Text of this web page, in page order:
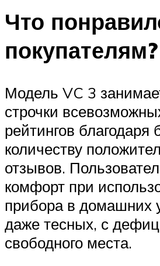
Что
покупателям?
Модель VC 3
строчки
рейтингов
количеству
отзывов.
комфорт при
прибора в домашних
даже тесных, с
свободного места.